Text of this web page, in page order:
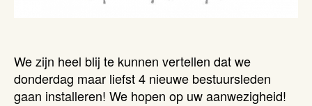
We zijn heel blij te kunnen vertellen dat we
donderdag maar liefst 4 nieuwe bestuursleden
gaan installeren! We hopen op uw aanwezigheid!